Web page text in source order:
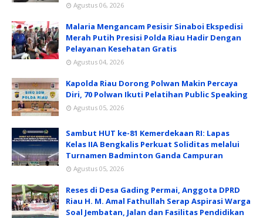
Agustus 06, 2026
Malaria Mengancam Pesisir Sinaboi Ekspedisi
Merah Putih Presisi Polda Riau Hadir Dengan
Pelayanan Kesehatan Gratis
Agustus 04, 2026
Kapolda Riau Dorong Polwan Makin Percaya
Diri, 70 Polwan Ikuti Pelatihan Public Speaking
Agustus 05, 2026
Sambut HUT ke-81 Kemerdekaan RI: Lapas
Kelas IIA Bengkalis Perkuat Soliditas melalui
Turnamen Badminton Ganda Campuran
Agustus 05, 2026
Reses di Desa Gading Permai, Anggota DPRD
Riau H. M. Amal Fathullah Serap Aspirasi Warga
Soal Jembatan, Jalan dan Fasilitas Pendidikan